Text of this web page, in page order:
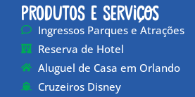
Produtos e Serviços
Ingressos Parques e Atrações
Reserva de Hotel
Aluguel de Casa em Orlando
Cruzeiros Disney